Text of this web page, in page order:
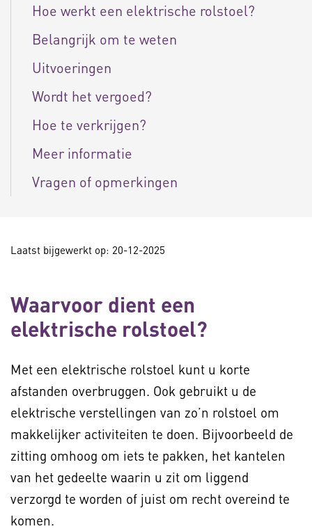
Hoe werkt een elektrische rolstoel?
Belangrijk om te weten
Uitvoeringen
Wordt het vergoed?
Hoe te verkrijgen?
Meer informatie
Vragen of opmerkingen
Laatst bijgewerkt op: 20-12-2025
Waarvoor dient een
elektrische rolstoel?
Met een elektrische rolstoel kunt u korte
afstanden overbruggen. Ook gebruikt u de
elektrische verstellingen van zo’n rolstoel om
makkelijker activiteiten te doen. Bijvoorbeeld de
zitting omhoog om iets te pakken, het kantelen
van het gedeelte waarin u zit om liggend
verzorgd te worden of juist om recht overeind te
komen.